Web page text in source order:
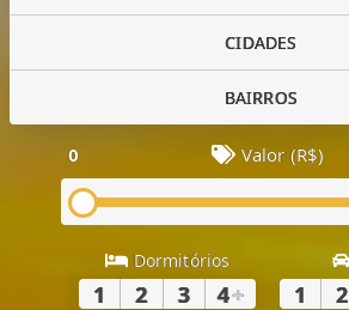
CIDADES
BAIRROS
0 Valor (R$)
Dormitórios
1 2 3 4+ 1 2